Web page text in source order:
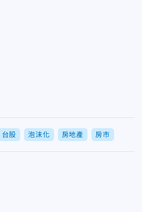
台股 泡沫化 房地產 房市